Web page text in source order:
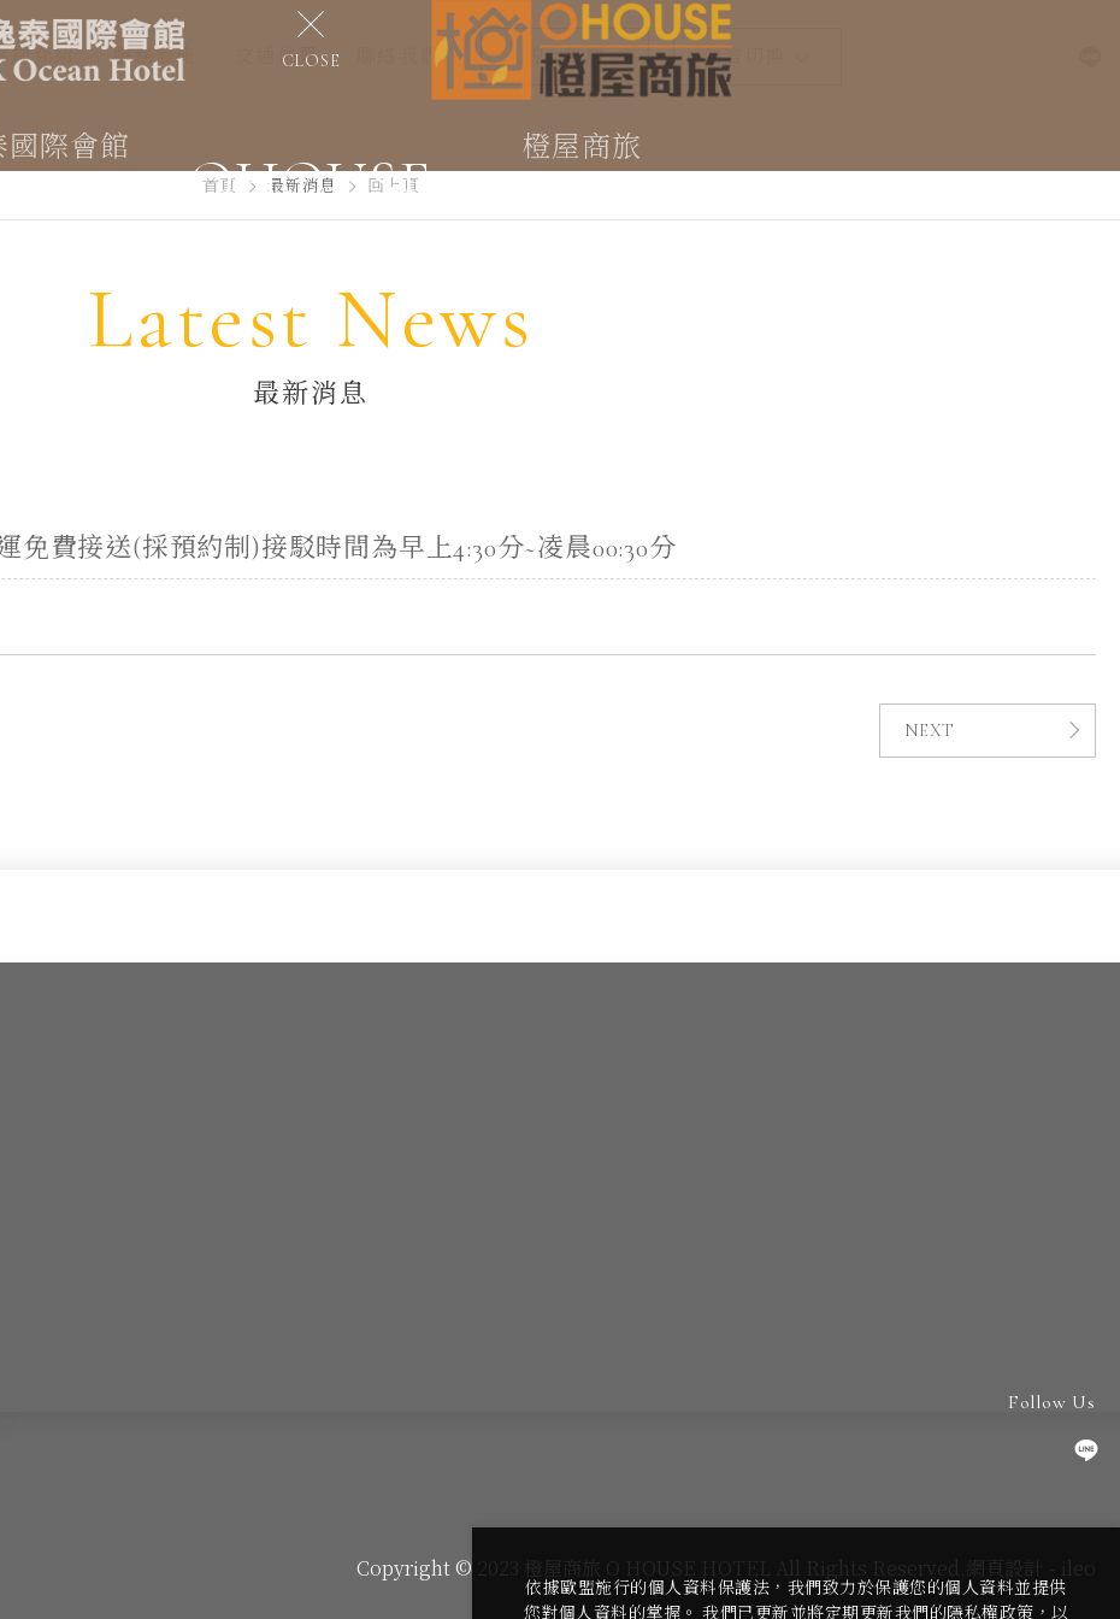
CLOSE
OHOUSE
國際會館 橙屋商旅
房介紹 服務設施 交通位置 聯絡我們 線上訂房 語言切換
Select Language
首頁 最新消息 回上頁
Latest News
最新消息
費接送(採預約制)接駁時間為早上4:30分~凌晨00:30分
NEXT
Follow Us
Copyright © 2023 橙屋商旅 O HOUSE HOTEL All Rights Reserved.
依據歐盟施行的個人資料保護法，我們致力於保護您的個人資料並提供
您對個人資料的掌握。 我們已更新並將定期更新我們的隱私權政策，以